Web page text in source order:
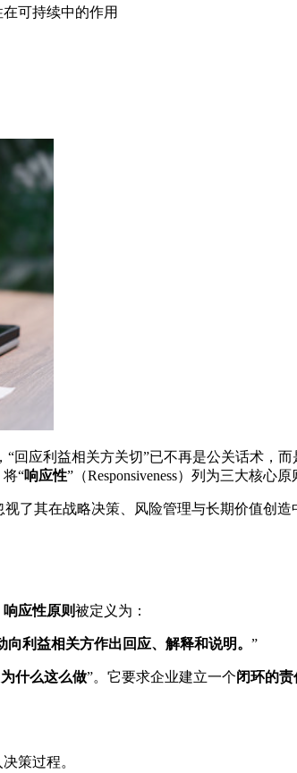
可持续中的作用
回应利益相关方关切”已不再是公关话术，
将“响应性”（Responsiveness）列为三大核心
了其在战略决策、风险管理与长期价值创
响应性原则被定义为：
利益相关方作出回应、解释和说明。 ”
什么这么做”。它要求企业建立一个闭环的责
策过程。